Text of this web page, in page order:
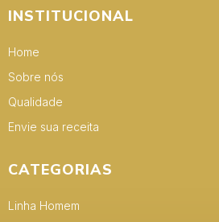
INSTITUCIONAL
Home
Sobre nós
Qualidade
Envie sua receita
CATEGORIAS
Linha Homem